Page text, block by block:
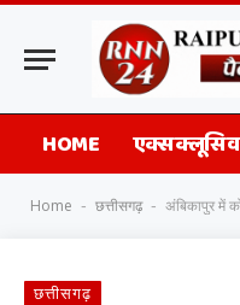
HOME एक्सक्लूसिव
Home - छत्तीसगढ़ - अंबिकापुर में
छत्तीसगढ़